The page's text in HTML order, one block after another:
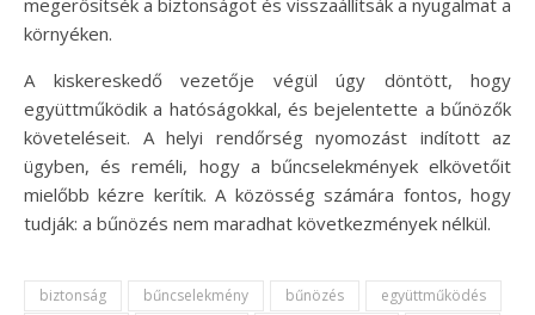
környéken.
A kiskereskedő vezetője végül úgy döntött, hogy
együttműködik a hatóságokkal, és bejelentette a bűnözők
követeléseit. A helyi rendőrség nyomozást indított az
ügyben, és reméli, hogy a bűncselekmények elkövetőit
mielőbb kézre kerítik. A közösség számára fontos, hogy
tudják: a bűnözés nem maradhat következmények nélkül.
biztonság bűncselekmény bűnözés
együttműködés